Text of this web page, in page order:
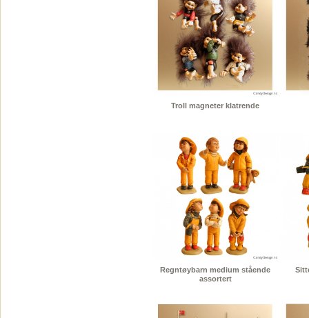
Troll magneter klatrende
Regntøybarn medium stående
assortert